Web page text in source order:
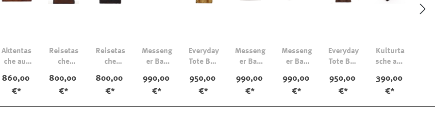
Aktentas
che aus
der
Mittelbra
860,00
€*
Reisetas
che
800,00
€*
Reisetas
che
800,00
€*
Messeng
er Bag
990,00
€*
Everyday
Tote Bag
Veloursl
eder
950,00
€*
Messeng
er Bag
990,00
€*
Messeng
er Bag
990,00
€*
Everyday
Tote Bag
Veloursl
eder
950,00
€*
Kulturta
sche aus
der
390,00
€*